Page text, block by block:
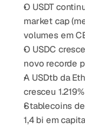
O USDT
market cap
volumes em
O USDC
novo recorde
A USDtb da
cresceu
Stablecoins de
1,4 bi em